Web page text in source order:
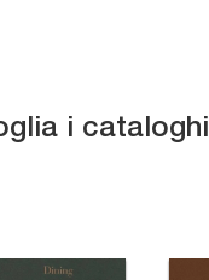
i cataloghi